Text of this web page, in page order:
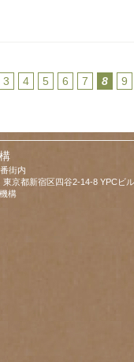
3 4 5 6 7 8 9
街内
京都新宿区四谷2-14-8 YPCビ
構